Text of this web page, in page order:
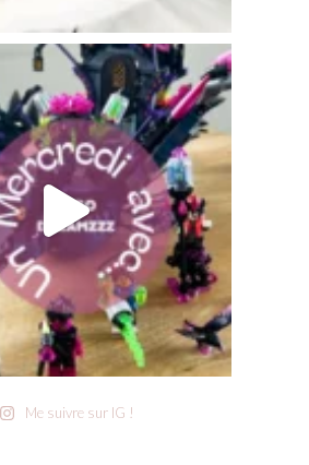
Me suivre sur IG !